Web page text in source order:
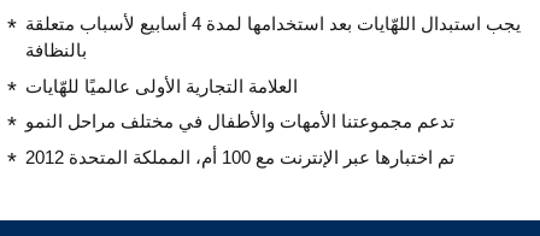
يجب استبدال اللهّايات بعد استخدامها لمدة 4 أسابيع لأسباب متعلقة
بالنظافة
العلامة التجارية الأولى عالميًا للهّايات
تدعم مجموعتنا الأمهات والأطفال في مختلف مراحل النمو
تم اختبارها عبر الإنترنت مع 100 أم، المملكة المتحدة 2012